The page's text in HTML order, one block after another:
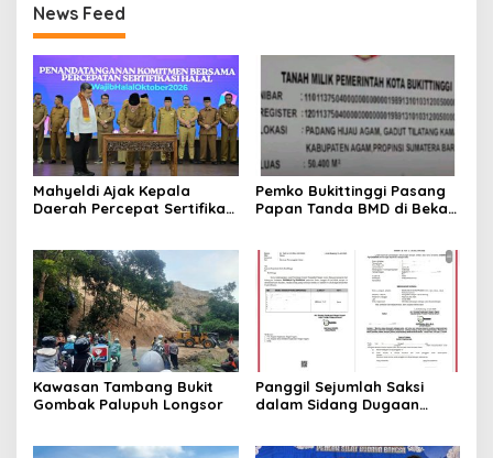
News Feed
Mahyeldi Ajak Kepala
Daerah Percepat Sertifikasi
Nasional
Pemko Bukittinggi Pasang
Papan Tanda BMD di Bekas
Kawasan Tambang Bukit
Gombak Palupuh Longsor
Panggil Sejumlah Saksi
dalam Sidang Dugaan